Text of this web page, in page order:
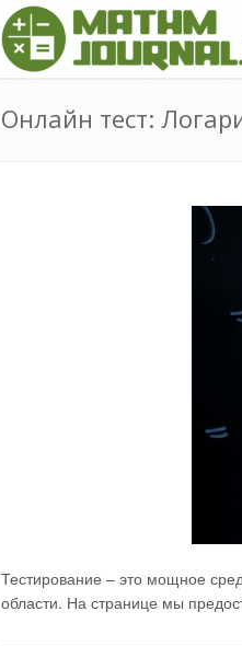
Онлайн тест:
Тестирование – это мощное
области. На странице мы